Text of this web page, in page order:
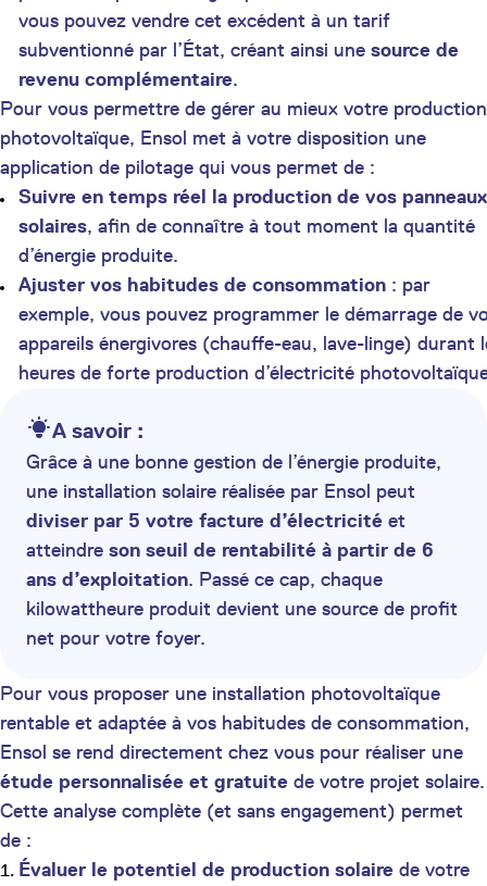
vous pouvez vendre cet excédent à un tarif
subventionné par l’État, créant ainsi une source de
revenu complémentaire.
Pour vous permettre de gérer au mieux votre production
photovoltaïque, Ensol met à votre disposition une
application de pilotage qui vous permet de :
Suivre en temps réel la production de vos panneaux
solaires, afin de connaître à tout moment la quantité
d’énergie produite.
Ajuster vos habitudes de consommation : par
exemple, vous pouvez programmer le démarrage de
appareils énergivores (chauffe-eau, lave-linge) durant
heures de forte production d’électricité
A savoir :
Grâce à une bonne gestion de l’énergie produite,
une installation solaire réalisée par Ensol peut
diviser par 5 votre facture d’électricité et
atteindre son seuil de rentabilité à partir de 6
ans d’exploitation. Passé ce cap, chaque
kilowattheure produit devient une source de profit
net pour votre foyer.
Pour vous proposer une installation photovoltaïque
rentable et adaptée à vos habitudes de consommation,
Ensol se rend directement chez vous pour réaliser une
étude personnalisée et gratuite de votre projet solaire.
Cette analyse complète (et sans engagement) permet
de :
Évaluer le potentiel de production solaire de votre